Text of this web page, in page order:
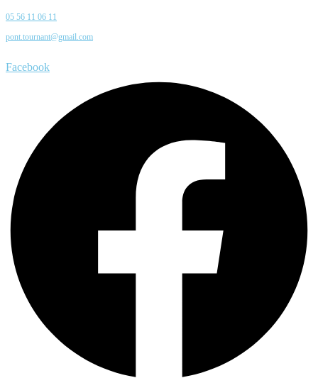
05 56 11 06 11
pont.tournant@gmail.com
Facebook